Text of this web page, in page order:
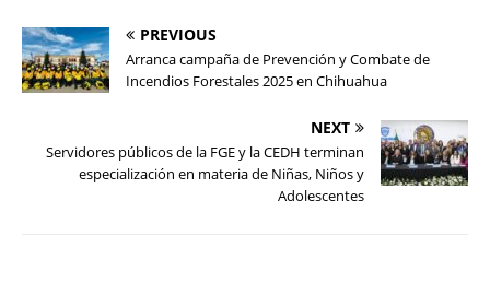
PREVIOUS
Arranca campaña de Prevención y Combate de
Incendios Forestales 2025 en Chihuahua
NEXT
Servidores públicos de la FGE y la CEDH terminan
especialización en materia de Niñas, Niños y
Adolescentes